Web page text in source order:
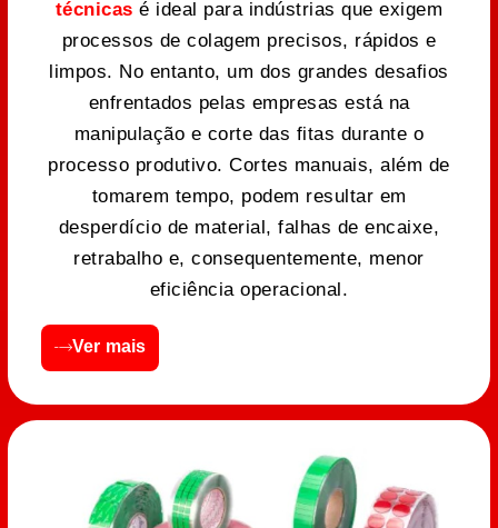
técnicas é ideal para indústrias que exigem
processos de colagem precisos, rápidos e
limpos. No entanto, um dos grandes desafios
enfrentados pelas empresas está na
manipulação e corte das fitas durante o
processo produtivo. Cortes manuais, além de
tomarem tempo, podem resultar em
desperdício de material, falhas de encaixe,
retrabalho e, consequentemente, menor
eficiência operacional.
Ver mais